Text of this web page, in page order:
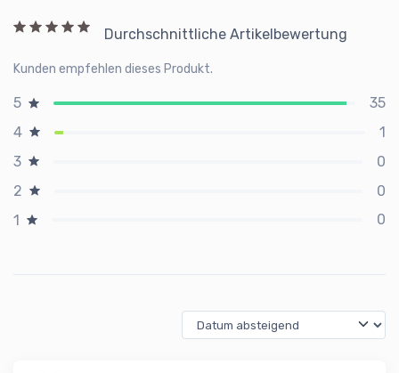
Durchschnittliche Artikelbewertung
Kunden empfehlen dieses Produkt.
5
35
4
1
3
0
2
0
1
0